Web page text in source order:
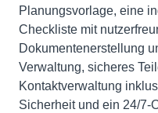
Planungsvorlage, eine
Checkliste mit
Dokumentenerstellung
Verwaltung, sicheres
Kontaktverwaltung
Sicherheit und ein 24/7-